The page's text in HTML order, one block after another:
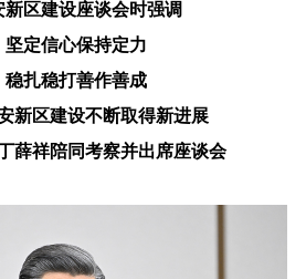
新区建设座谈会时强调
坚定信心保持定力
稳扎稳打善作善成
新区建设不断取得新进展
薛祥陪同考察并出席座谈会